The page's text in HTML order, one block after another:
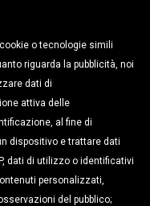
DEL
DIGITALE
o tecnologie simili
riguarda la pubblicità, noi
dati di
attiva delle
al fine di
dispositivo e trattare dati
dati di utilizzo o identificativi
personalizzati,
del pubblico;